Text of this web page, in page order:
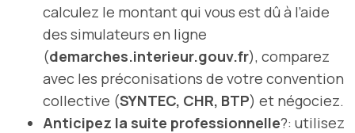
calculez le montant qui vous est dû à l’aide
des simulateurs en ligne
(demarches.interieur.gouv.fr), comparez
avec les préconisations de votre convention
collective (SYNTEC, CHR, BTP) et négociez.
Anticipez la suite professionnelle?: utilisez